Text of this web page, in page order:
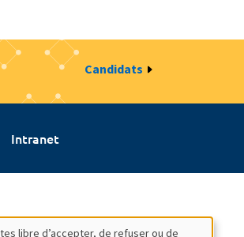
Candidats
Intranet
libre d’accepter, de refuser ou de